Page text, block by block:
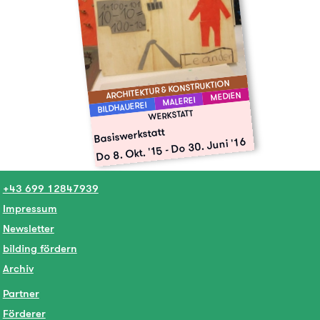
ARCHITEKTUR & KONSTRUKTION
BILDHAUEREI MALEREI MEDIEN
WERKSTATT
Basiswerkstatt
Do 8. Okt. '15-Do 30. Juni '16
+43 699 12847939
Impressum
Newsletter
bilding fördern
Archiv
Partner
Förderer